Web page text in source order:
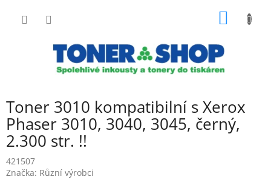
Toner 3010 kompatibilní s Xerox
Phaser 3010, 3040, 3045, černý,
2.300 str. !!
421507
Značka: Různí výrobci